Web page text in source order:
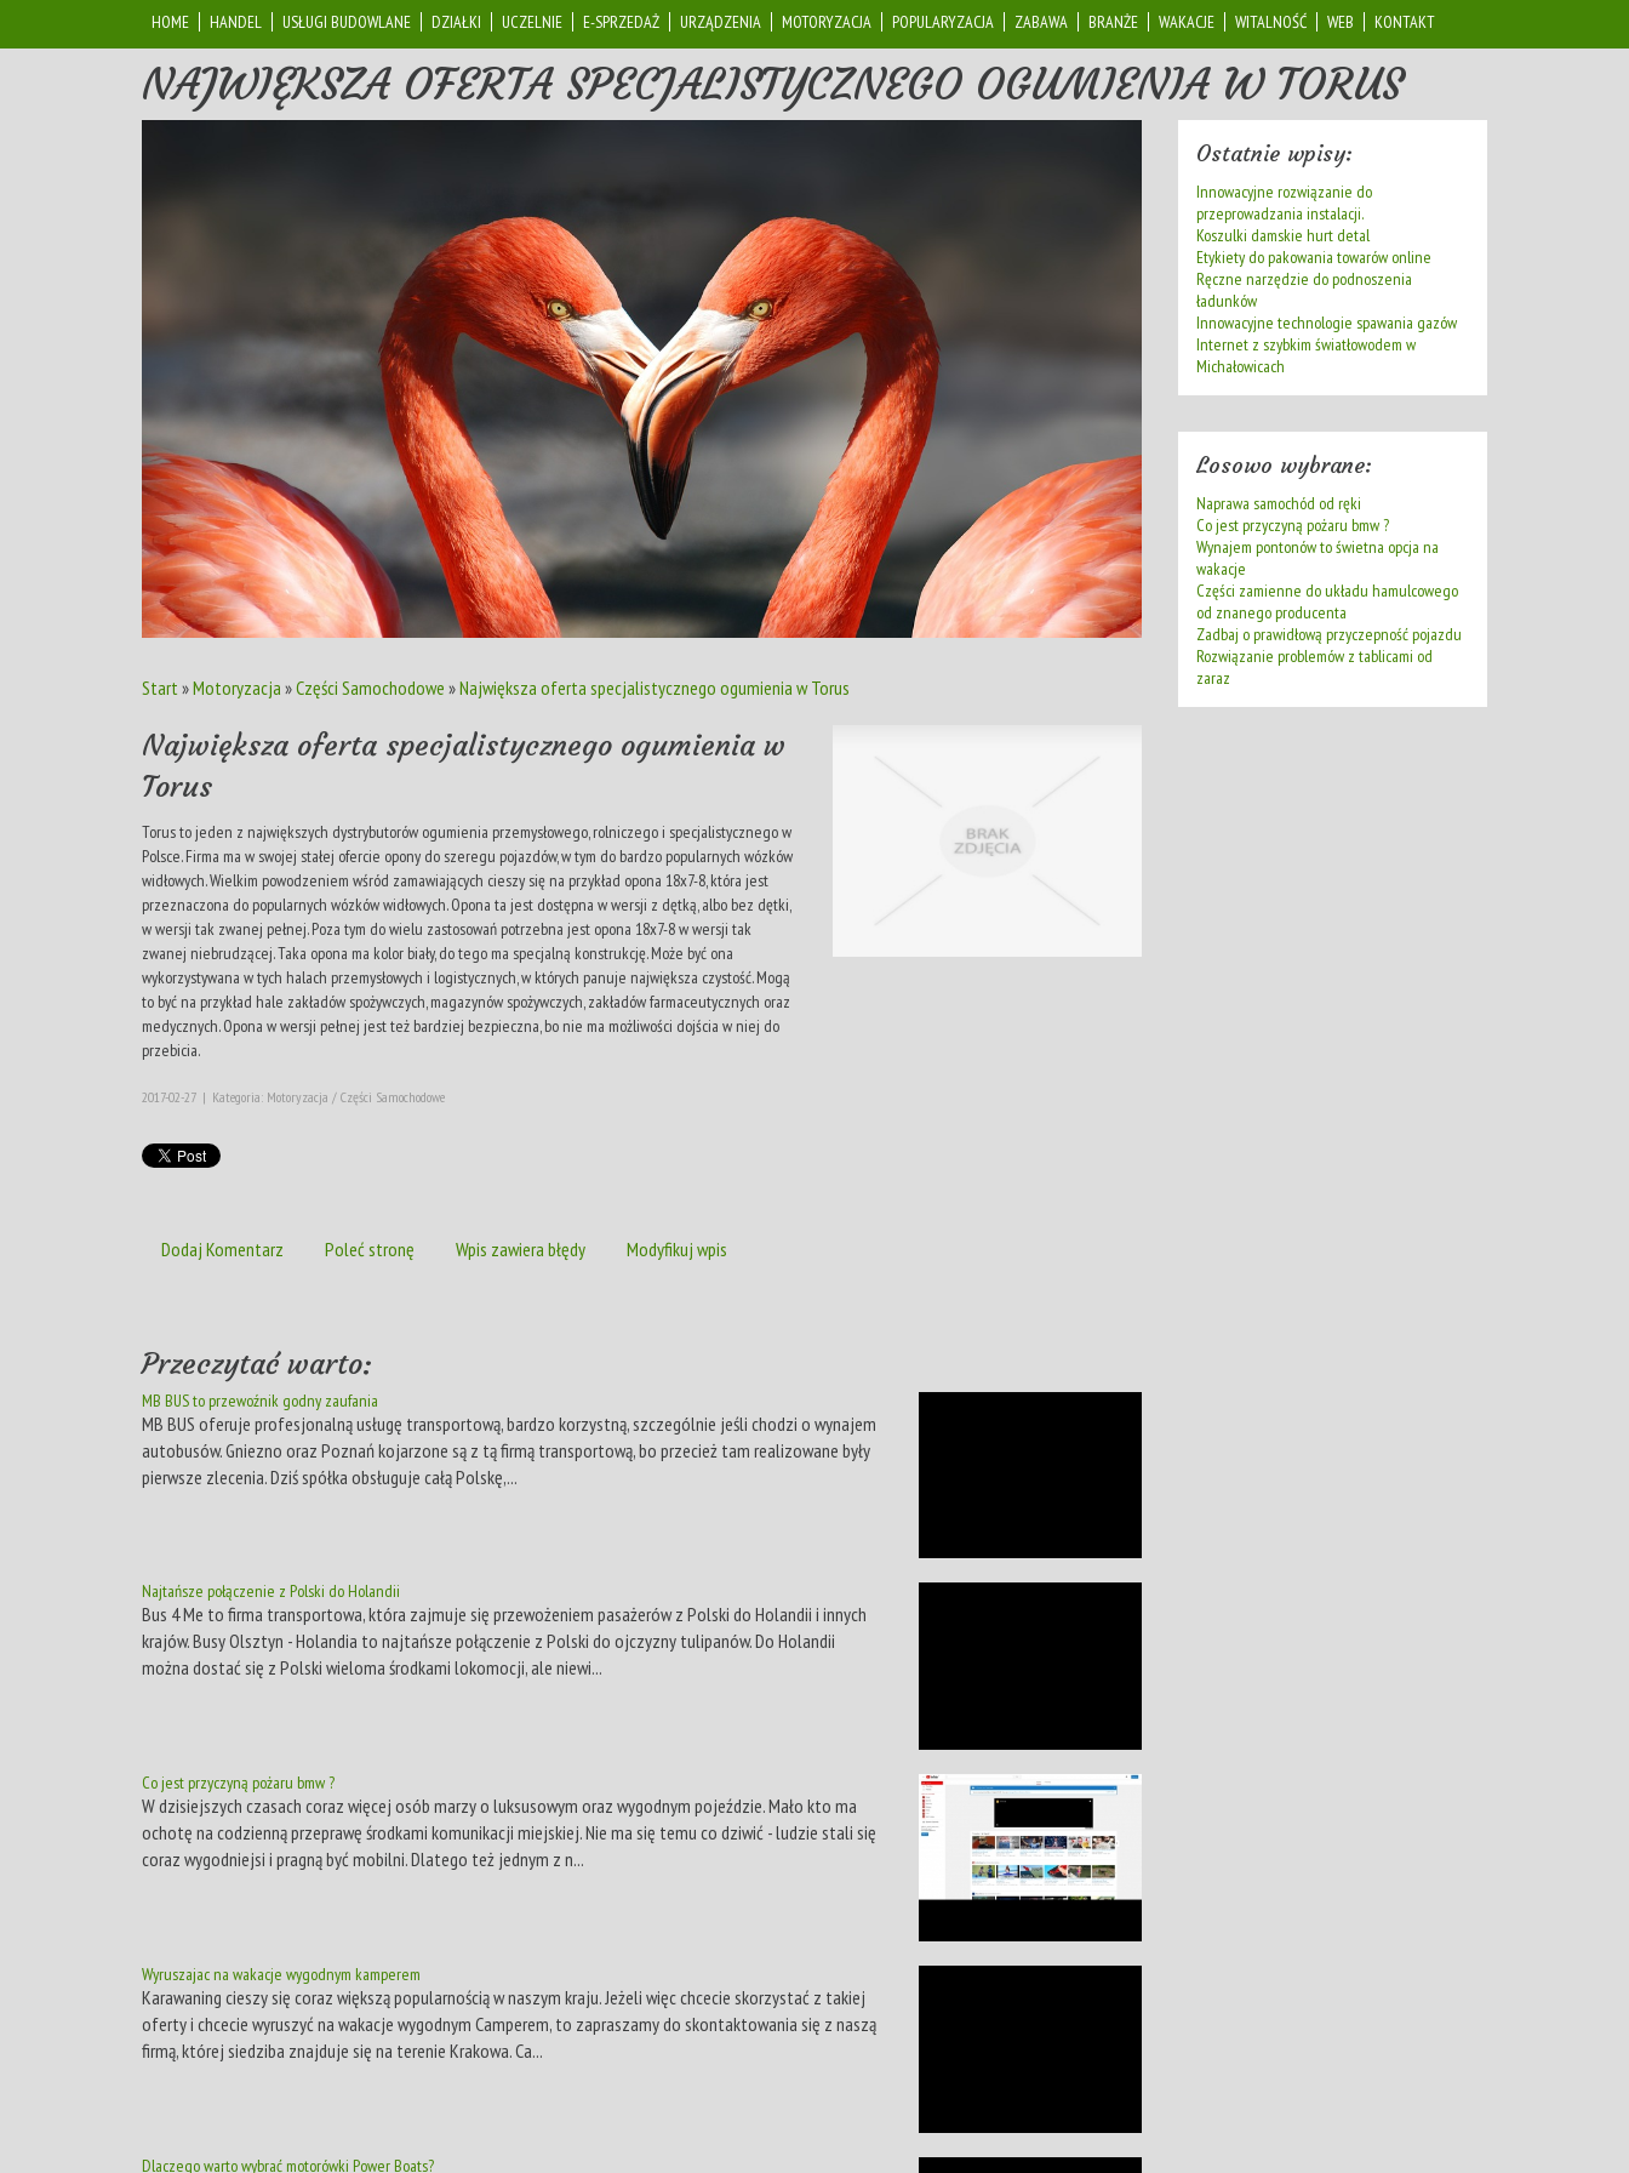
HOME HANDEL USŁUGI BUDOWLANE DZIAŁKI UCZELNIE E-SPRZEDAŻ URZĄDZENIA MOTORYZACJA POPULARYZACJA ZABAWA BRANŻE WAKACJE WITALNOŚĆ WEB KONTAKT
NAJWIĘKSZA OFERTA SPECJALISTYCZNEGO OGUMIENIA W TORUS
Start »Motoryzacja »Części Samochodowe »Największa oferta specjalistycznego ogumienia w Torus
Największa oferta specjalistycznego ogumienia w
Torus
Torus to jeden z największych dystrybutorów ogumienia przemysłowego, rolniczego i specjalistycznego w
Polsce. Firma ma w swojej stałej ofercie opony do szeregu pojazdów, w tym do bardzo popularnych wózków
widłowych. Wielkim powodzeniem wśród zamawiających cieszy się na przykład opona 18x7-8, która jest
przeznaczona do popularnych wózków widłowych. Opona ta jest dostępna w wersji z dętką, albo bez dętki,
w wersji tak zwanej pełnej. Poza tym do wielu zastosowań potrzebna jest opona 18x7-8 w wersji tak
zwanej niebrudzącej. Taka opona ma kolor biały, do tego ma specjalną konstrukcję. Może być ona
wykorzystywana w tych halach przemysłowych i logistycznych, w których panuje największa czystość. Mogą
to być na przykład hale zakładów spożywczych, magazynów spożywczych, zakładów farmaceutycznych oraz
medycznych. Opona w wersji pełnej jest też bardziej bezpieczna, bo nie ma możliwości dojścia w niej do
przebicia.
2017-02-27 | Kategoria: Motoryzacja / Części Samochodowe
Dodaj Komentarz Poleć stronę Wpis zawiera błędy Modyfikuj wpis
Przeczytać warto:
MB BUS to przewoźnik godny zaufania
MB BUS oferuje profesjonalną usługę transportową, bardzo korzystną, szczególnie jeśli chodzi o wynajem
autobusów. Gniezno oraz Poznań kojarzone są z tą firmą transportową, bo przecież tam realizowane były
pierwsze zlecenia. Dziś spółka obsługuje całą Polskę,...
Najtańsze połączenie z Polski do Holandii
Bus 4 Me to firma transportowa, która zajmuje się przewożeniem pasażerów z Polski do Holandii i innych
krajów. Busy Olsztyn - Holandia to najtańsze połączenie z Polski do ojczyzny tulipanów. Do Holandii
można dostać się z Polski wieloma środkami lokomocji, ale niewi...
Co jest przyczyną pożaru bmw ?
W dzisiejszych czasach coraz więcej osób marzy o luksusowym oraz wygodnym pojeździe. Mało kto ma
ochotę na codzienną przeprawę środkami komunikacji miejskiej. Nie ma się temu co dziwić - ludzie stali się
coraz wygodniejsi i pragną być mobilni. Dlatego też jednym z n...
Wyruszajac na wakacje wygodnym kamperem
Karawaning cieszy się coraz większą popularnością w naszym kraju. Jeżeli więc chcecie skorzystać z takiej
oferty i chcecie wyruszyć na wakacje wygodnym Camperem, to zapraszamy do skontaktowania się z naszą
firmą, której siedziba znajduje się na terenie Krakowa. Ca...
Dlaczego warto wybrać motorówki Power Boats?
Ostatnie wpisy:
Innowacyjne rozwiązanie do
przeprowadzania instalacji.
Koszulki damskie hurt detal
Etykiety do pakowania towarów online
Ręczne narzędzie do podnoszenia
ładunków
Innowacyjne technologie spawania gazów
Internet z szybkim światłowodem w
Michałowicach
Losowo wybrane:
Naprawa samochód od ręki
Co jest przyczyną pożaru bmw ?
Wynajem pontonów to świetna opcja na
wakacje
Części zamienne do układu hamulcowego
od znanego producenta
Zadbaj o prawidłową przyczepność pojazdu
Rozwiązanie problemów z tablicami od
zaraz